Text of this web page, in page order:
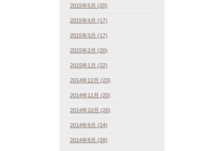
2015年5月 (20)
2015年4月 (17)
2015年3月 (17)
2015年2月 (20)
2015年1月 (22)
2014年12月 (23)
2014年11月 (25)
2014年10月 (26)
2014年9月 (24)
2014年8月 (28)